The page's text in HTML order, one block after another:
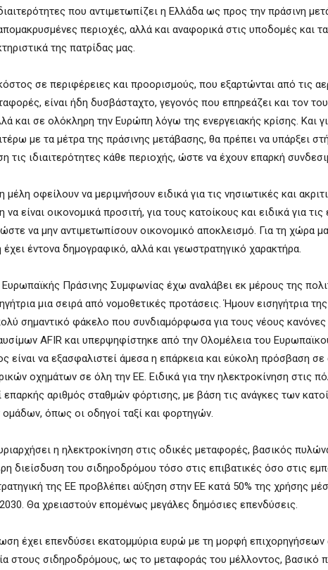
που αντιμετωπίζει η Ελλάδα ως προς την πράσινη
περιοχές, αλλά και αναφορικά στις υποδομές και
της πατρίδας μας.
σε περιφέρειες και προορισμούς, που εξαρτώνται από τις
είναι ήδη δυσβάσταχτο, γεγονός που επηρεάζει και τον
και σε ολόκληρη την Ευρώπη λόγω της ενεργειακής κρίσης. Και
με τα μέτρα της πράσινης μετάβασης, θα πρέπει να υπάρξει
τις ιδιαιτερότητες κάθε περιοχής, ώστε να έχουν επαρκή
μέλη οφείλουν να μεριμνήσουν ειδικά για τις νησιωτικές και
είναι οικονομικά προσιτή, για τους κατοίκους και ειδικά για
να μην αντιμετωπίσουν οικονομικό αποκλεισμό. Για τη χώρα
έχει έντονα δημογραφικό, αλλά και γεωστρατηγικό χαρακτήρα.
Ευρωπαϊκής Πράσινης Συμφωνίας έχω αναλάβει εκ μέρους της
μια σειρά από νομοθετικές προτάσεις. Ήμουν εισηγήτρια
σημαντικό φάκελο που συνδιαμόρφωσα για τους νέους
AFIR και υπερψηφίστηκε από την Ολομέλεια του
είναι να εξασφαλιστεί άμεσα η επάρκεια και εύκολη πρόσβαση
οχημάτων σε όλη την ΕΕ. Ειδικά για την ηλεκτροκίνηση στις
επαρκής αριθμός σταθμών φόρτισης, με βάση τις ανάγκες των
ομάδων, όπως οι οδηγοί ταξί και φορτηγών.
η ηλεκτροκίνηση στις οδικές μεταφορές, βασικός
διείσδυση του σιδηροδρόμου τόσο στις επιβατικές όσο στις
της ΕΕ προβλέπει αύξηση στην ΕΕ κατά 50% της χρήσης
Θα χρειαστούν επομένως μεγάλες δημόσιες επενδύσεις.
έχει επενδύσει εκατομμύρια ευρώ με τη μορφή επιχορηγήσεων
στους σιδηροδρόμους, ως το μεταφοράς του μέλλοντος, βασικό